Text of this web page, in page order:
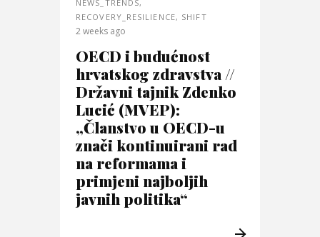
NEWS_TRENDS,
RECOVERY_RESILIENCE, SHIFT
2 weeks ago
OECD i budućnost
hrvatskog zdravstva //
Državni tajnik Zdenko
Lucić (MVEP):
„Članstvo u OECD-u
znači kontinuirani rad
na reformama i
primjeni najboljih
javnih politika“